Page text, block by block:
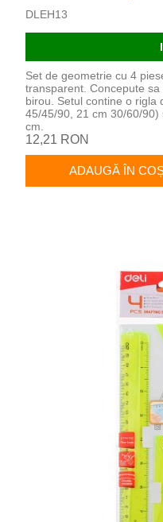
DLEH13
Set de geometrie cu 4
transparent. Concepute
birou. Setul contine o rigla
45/45/90, 21 cm 30/60/
cm.
12,21 RON
ADAUGĂ ÎN